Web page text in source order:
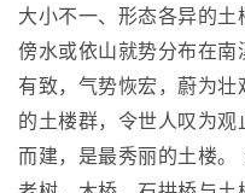
大小不一、形态各异的
傍水或依山就势分布在
有致，气势恢宏，蔚为
的土楼群，令世人叹为
而建，是最秀丽的土楼。